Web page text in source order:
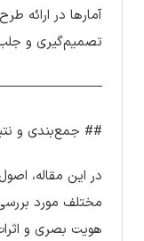
آمارها در ارائه
تصمیم‌گیری و
## جمع‌بندی و
در این مقاله،
مختلف مورد بررسی
هویت بصری و